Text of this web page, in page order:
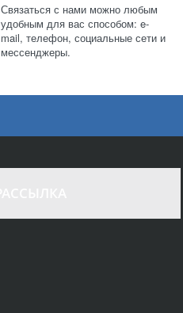
Связаться с нами можно любым
удобным для вас способом: e-
mail, телефон, социальные сети и
мессенджеры.